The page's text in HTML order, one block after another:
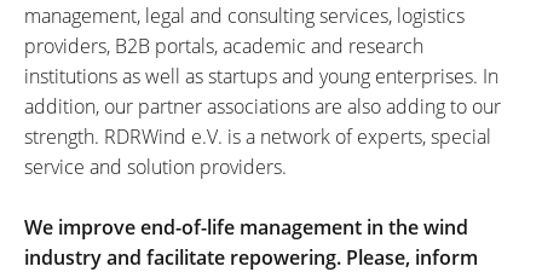
management, legal and consulting services, logistics
providers, B2B portals, academic and research
institutions as well as startups and young enterprises. In
addition, our partner associations are also adding to our
strength. RDRWind e.V. is a network of experts, special
service and solution providers.
We improve end-of-life management in the wind
industry and facilitate repowering. Please, inform